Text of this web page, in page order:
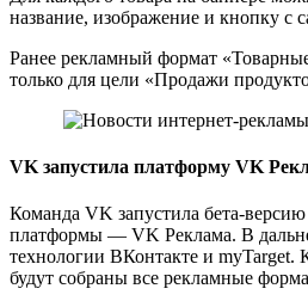
название, изображение и кнопку с
Ранее рекламный формат
только для цели «Продажи
VK запустила платформу VK
Команда VK запустила бета-
платформы — VK Реклама. В
технологии ВКонтакте и myTarget.
будут собраны все рекламные